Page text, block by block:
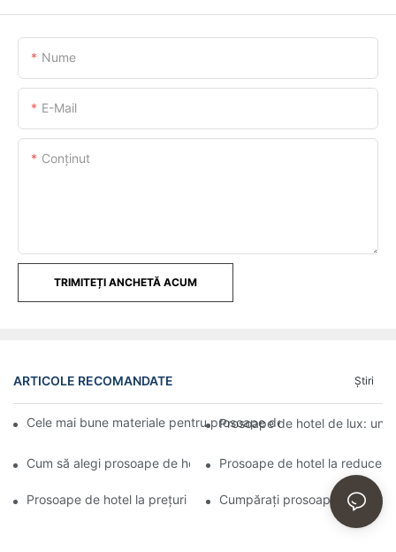
Nume
E-Mail
Conţinut
TRIMITEȚI ANCHETĂ ACUM
ARTICOLE RECOMANDATE Ştiri
Cele mai bune materiale pentru prosoape de hotel de lux:
Prosoape de hotel de lux: un
Cum să alegi prosoape de hotel de lux care sunt atât
Prosoape de hotel la
Prosoape de hotel la prețuri accesibile, în vrac, pentru comenzi
Cumpărați prosoape de hotel